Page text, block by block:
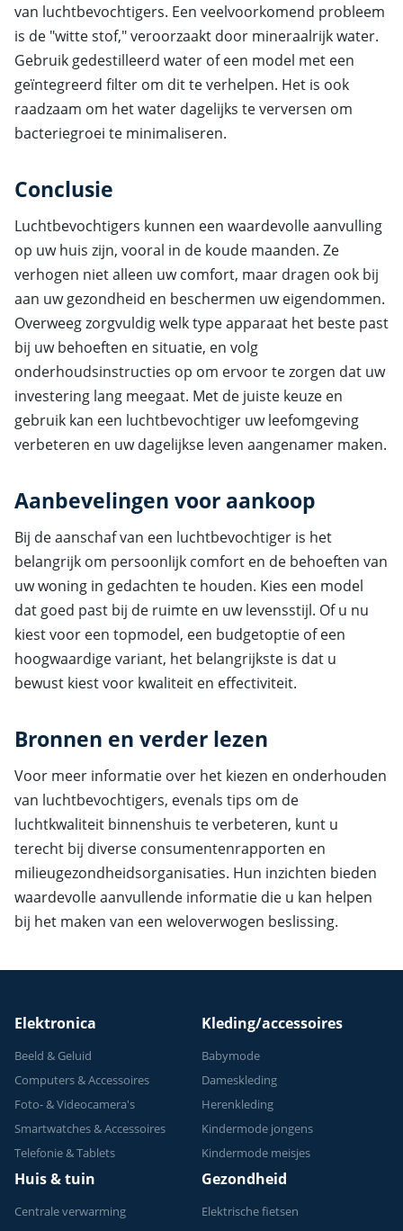
van luchtbevochtigers. Een veelvoorkomend probleem
is de "witte stof," veroorzaakt door mineraalrijk water.
Gebruik gedestilleerd water of een model met een
geïntegreerd filter om dit te verhelpen. Het is ook
raadzaam om het water dagelijks te verversen om
bacteriegroei te minimaliseren.
Conclusie
Luchtbevochtigers kunnen een waardevolle aanvulling
op uw huis zijn, vooral in de koude maanden. Ze
verhogen niet alleen uw comfort, maar dragen ook bij
aan uw gezondheid en beschermen uw eigendommen.
Overweeg zorgvuldig welk type apparaat het beste past
bij uw behoeften en situatie, en volg
onderhoudsinstructies op om ervoor te zorgen dat uw
investering lang meegaat. Met de juiste keuze en
gebruik kan een luchtbevochtiger uw leefomgeving
verbeteren en uw dagelijkse leven aangenamer maken.
Aanbevelingen voor aankoop
Bij de aanschaf van een luchtbevochtiger is het
belangrijk om persoonlijk comfort en de behoeften van
uw woning in gedachten te houden. Kies een model
dat goed past bij de ruimte en uw levensstijl. Of u nu
kiest voor een topmodel, een budgetoptie of een
hoogwaardige variant, het belangrijkste is dat u
bewust kiest voor kwaliteit en effectiviteit.
Bronnen en verder lezen
Voor meer informatie over het kiezen en onderhouden
van luchtbevochtigers, evenals tips om de
luchtkwaliteit binnenshuis te verbeteren, kunt u
terecht bij diverse consumentenrapporten en
milieugezondheidsorganisaties. Hun inzichten bieden
waardevolle aanvullende informatie die u kan helpen
bij het maken van een weloverwogen beslissing.
Elektronica
Beeld & Geluid
Computers & Accessoires
Foto- & Videocamera's
Smartwatches & Accessoires
Telefonie & Tablets
Kleding/accessoires
Babymode
Dameskleding
Herenkleding
Kindermode jongens
Kindermode meisjes
Huis & tuin
Centrale verwarming
Gezondheid
Elektrische fietsen